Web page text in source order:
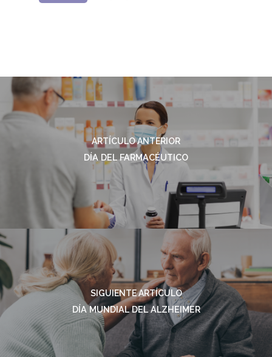
ARTÍCULO ANTERIOR
DÍA DEL FARMACÉUTICO
SIGUIENTE ARTÍCULO
DÍA MUNDIAL DEL ALZHEIMER